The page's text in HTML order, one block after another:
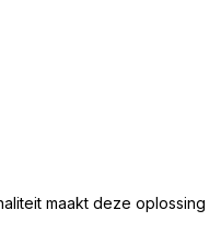
maakt deze oplossing